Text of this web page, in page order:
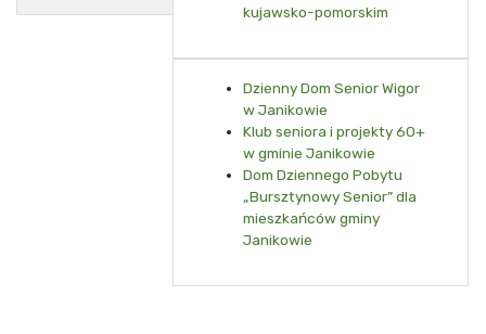
kujawsko-pomorskim
Dzienny Dom Senior Wigor
w Janikowie
Klub seniora i projekty 60+
w gminie Janikowie
Dom Dziennego Pobytu
„Bursztynowy Senior” dla
mieszkańców gminy
Janikowie